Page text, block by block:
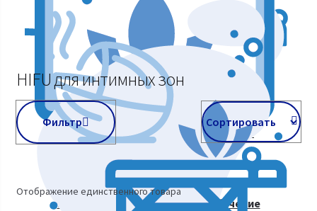
Аппараты мышечной стимуляции
Косметологическое оборудование
Курсы косметологии. Видеообучение
HIFU для интимных зон
Фильтр
Отображение единственного товара